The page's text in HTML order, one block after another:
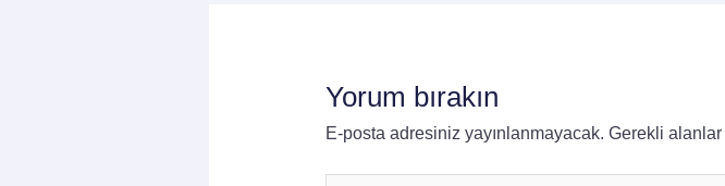
Yorum bırakın
E-posta adresiniz yayınlanmayacak. Gerekli alanlar